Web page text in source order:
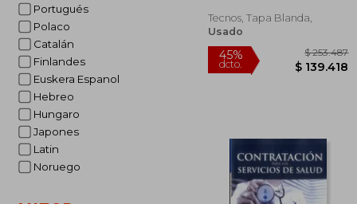
Portugués
Polaco
Catalán
Finlandes
Euskera Espanol
Hebreo
Hungaro
Japones
Latin
Noruego
Tecnos, Tapa Blanda,
Usado
45%
dcto.